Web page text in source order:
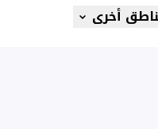
أخرى